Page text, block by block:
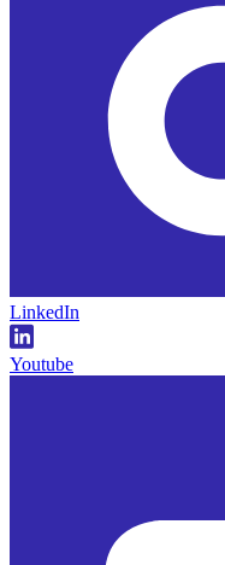
LinkedIn
Youtube